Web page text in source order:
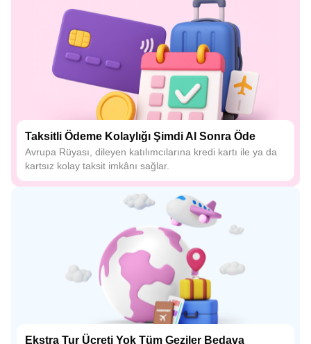
Taksitli Ödeme Kolaylığı Şimdi Al Sonra Öde
Avrupa Rüyası, dileyen katılımcılarına kredi kartı ile ya da
kartsız kolay taksit imkânı sağlar.
Ekstra Tur Ücreti Yok Tüm Geziler Bedava